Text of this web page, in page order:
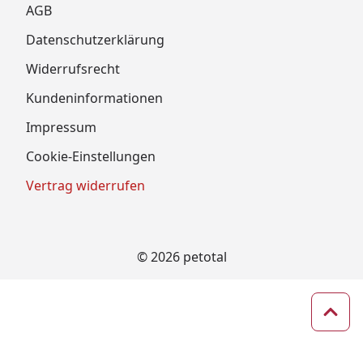
AGB
Datenschutzerklärung
Widerrufsrecht
Kundeninformationen
Impressum
Cookie-Einstellungen
Vertrag widerrufen
© 2026 petotal